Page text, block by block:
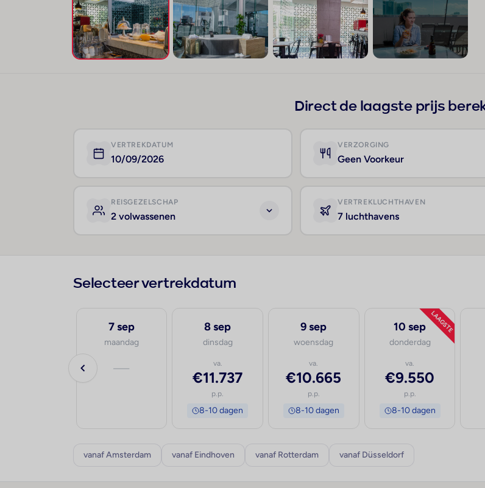
Direct de laagste prijs
VERTREKDATUM
10/09/2026
VERZORGING
Geen Voorkeur
REISGEZELSCHAP
2 volwassenen
VERTREKLUCHTHAVEN
7 luchthavens
Selecteer vertrekdatum
7 sep
maandag
—
8 sep
dinsdag
va.
€11.737
p.p.
8-10 dagen
9 sep
woensdag
va.
€10.665
p.p.
8-10 dagen
LAAGSTE
10 sep
donderdag
va.
€9.550
p.p.
8-10 dagen
vanaf Amsterdam vanaf Eindhoven vanaf Rotterdam vanaf Düsseldorf